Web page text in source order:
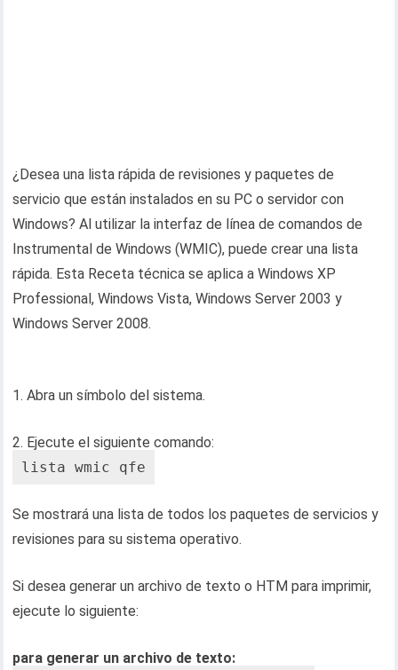
¿Desea una lista rápida de revisiones y paquetes de
servicio que están instalados en su PC o servidor con
Windows? Al utilizar la interfaz de línea de comandos de
Instrumental de Windows (WMIC), puede crear una lista
rápida. Esta Receta técnica se aplica a Windows XP
Professional, Windows Vista, Windows Server 2003 y
Windows Server 2008.
1. Abra un símbolo del sistema.
2. Ejecute el siguiente comando:
lista wmic qfe
Se mostrará una lista de todos los paquetes de servicios y
revisiones para su sistema operativo.
Si desea generar un archivo de texto o HTM para imprimir,
ejecute lo siguiente:
para generar un archivo de texto: